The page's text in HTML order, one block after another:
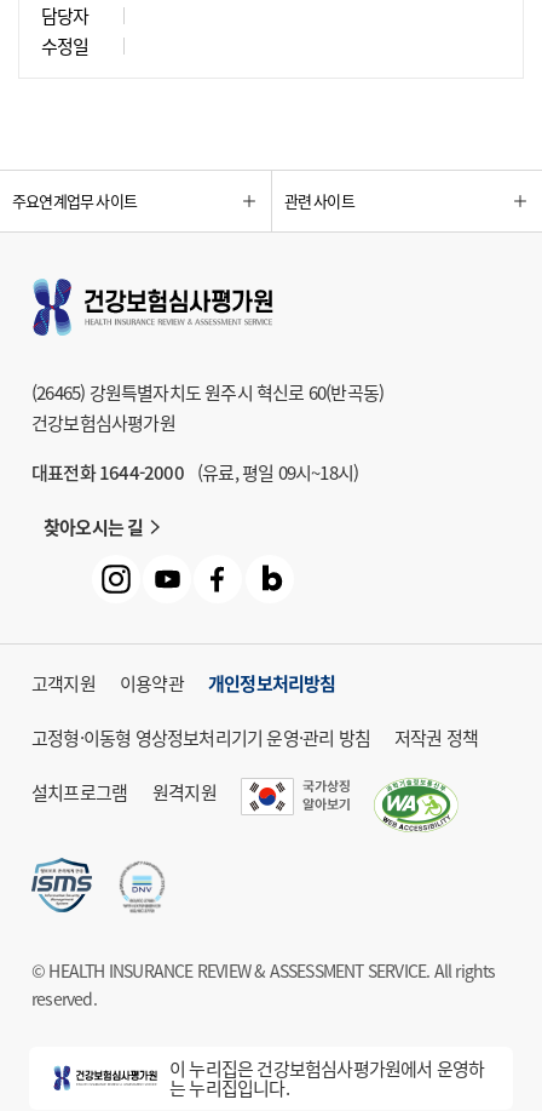
담당자
수정일
주요연계업무 사이트 관련 사이트
(26465) 강원특별자치도 원주시 혁신로 60(반곡동)
건강보험심사평가원
대표전화 1644-2000 (유료, 평일 09시~18시)
찾아오시는 길
고객지원 이용약관 개인정보처리방침
고정형·이동형 영상정보처리기기 운영·관리 방침 저작권 정책
설치프로그램 원격지원
© HEALTH INSURANCE REVIEW & ASSESSMENT SERVICE. All rights
reserved.
이 누리집은 건강보험심사평가원에서 운영하
는 누리집입니다.